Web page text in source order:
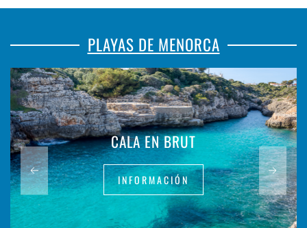
PLAYAS DE MENORCA
CALA EN BRUT
INFORMACIÓN